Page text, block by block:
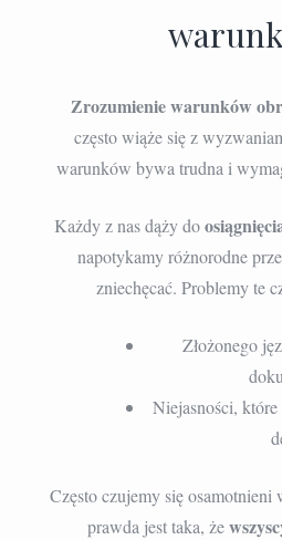
Zrozumienie warunków
często wiąże się z
warunków bywa trudna i
Każdy z nas dąży do
napotykamy różnorodne
zniechęcać. Problemy te
Złożonego
Niejasności, które
Często czujemy się
prawda jest taka, że